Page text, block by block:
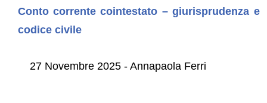
Conto corrente cointestato – giurisprudenza e
codice civile
27 Novembre 2025 - Annapaola Ferri